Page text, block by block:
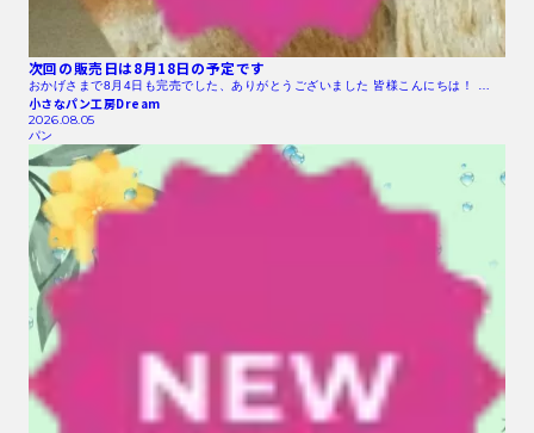
次回の販売日は8月18日の予定です
おかげさまで8月4日も完売でした、ありがとうございました 皆様こんにちは！ …
小さなパン工房Dream
2026.08.05
パン